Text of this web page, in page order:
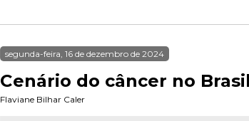
segunda-feira, 16 de dezembro de 2024
Cenário do câncer no
Flaviane Bilhar Caler